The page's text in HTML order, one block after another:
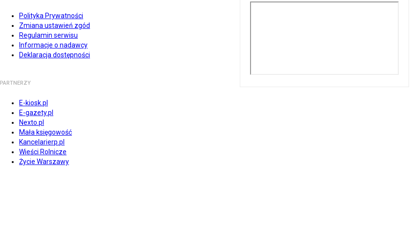
Polityka Prywatności
Zmiana ustawień zgód
Regulamin serwisu
Informacje o nadawcy
Deklaracja dostępności
PARTNERZY
E-kiosk.pl
E-gazety.pl
Nexto.pl
Mała księgowość
Kancelarierp.pl
Wieści Rolnicze
Życie Warszawy